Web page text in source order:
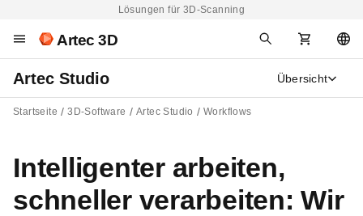
Lösungen für 3D-Scanning
Artec 3D
Artec Studio Übersicht
Startseite 3D-Software Artec Studio Workflows
Intelligenter arbeiten,
schneller verarbeiten: Wir